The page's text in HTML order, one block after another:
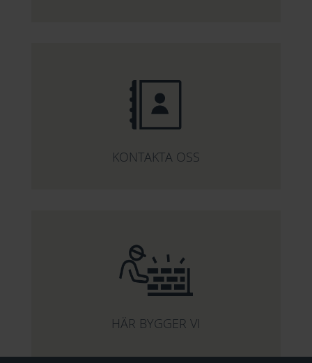
KONTAKTA OSS
HÄR BYGGER VI